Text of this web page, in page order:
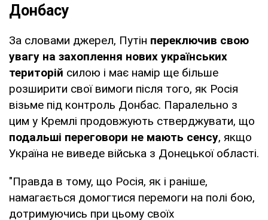
Донбасу
За словами джерел, Путін переключив свою
увагу на захоплення нових українських
територій силою і має намір ще більше
розширити свої вимоги після того, як Росія
візьме під контроль Донбас. Паралельно з
цим у Кремлі продовжують стверджувати, що
подальші переговори не мають сенсу, якщо
Україна не виведе війська з Донецької області.
"Правда в тому, що Росія, як і раніше,
намагається домогтися перемоги на полі бою,
дотримуючись при цьому своїх